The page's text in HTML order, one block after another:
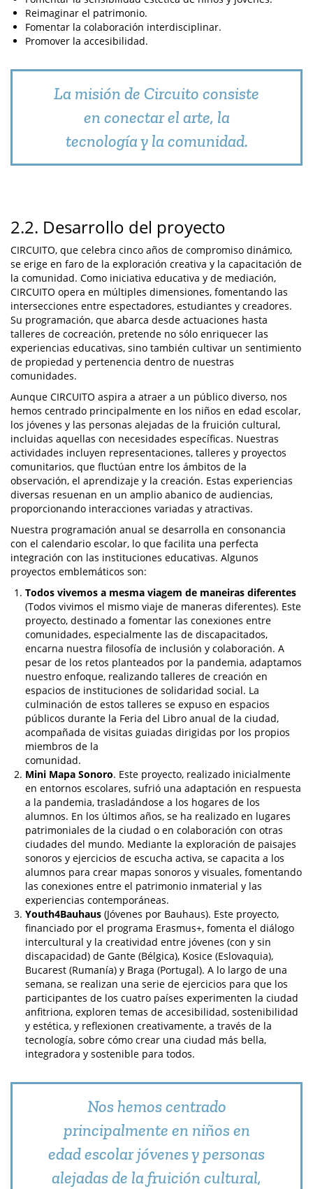
Reimaginar el patrimonio.
Fomentar la colaboración interdisciplinar.
Promover la accesibilidad.
La misión de Circuito consiste
en conectar el arte, la
tecnología y la comunidad.
2.2. Desarrollo del proyecto
CIRCUITO, que celebra cinco años de compromiso dinámico,
se erige en faro de la exploración creativa y la capacitación de
la comunidad. Como iniciativa educativa y de mediación,
CIRCUITO opera en múltiples dimensiones, fomentando las
intersecciones entre espectadores, estudiantes y creadores.
Su programación, que abarca desde actuaciones hasta
talleres de cocreación, pretende no sólo enriquecer las
experiencias educativas, sino también cultivar un sentimiento
de propiedad y pertenencia dentro de nuestras
comunidades.
Aunque CIRCUITO aspira a atraer a un público diverso, nos
hemos centrado principalmente en los niños en edad escolar,
los jóvenes y las personas alejadas de la fruición cultural,
incluidas aquellas con necesidades específicas. Nuestras
actividades incluyen representaciones, talleres y proyectos
comunitarios, que fluctúan entre los ámbitos de la
observación, el aprendizaje y la creación. Estas experiencias
diversas resuenan en un amplio abanico de audiencias,
proporcionando interacciones variadas y atractivas.
Nuestra programación anual se desarrolla en consonancia
con el calendario escolar, lo que facilita una perfecta
integración con las instituciones educativas. Algunos
proyectos emblemáticos son:
Todos vivemos a mesma viagem de maneiras diferentes
(Todos vivimos el mismo viaje de maneras diferentes). Este
proyecto, destinado a fomentar las conexiones entre
comunidades, especialmente las de discapacitados,
encarna nuestra filosofía de inclusión y colaboración. A
pesar de los retos planteados por la pandemia, adaptamos
nuestro enfoque, realizando talleres de creación en
espacios de instituciones de solidaridad social. La
culminación de estos talleres se expuso en espacios
públicos durante la Feria del Libro anual de la ciudad,
acompañada de visitas guiadas dirigidas por los propios
miembros de la
comunidad.
Mini Mapa Sonoro. Este proyecto, realizado inicialmente
en entornos escolares, sufrió una adaptación en respuesta
a la pandemia, trasladándose a los hogares de los
alumnos. En los últimos años, se ha realizado en lugares
patrimoniales de la ciudad o en colaboración con otras
ciudades del mundo. Mediante la exploración de paisajes
sonoros y ejercicios de escucha activa, se capacita a los
alumnos para crear mapas sonoros y visuales, fomentando
las conexiones entre el patrimonio inmaterial y las
experiencias contemporáneas.
Youth4Bauhaus (Jóvenes por Bauhaus). Este proyecto,
financiado por el programa Erasmus+, fomenta el diálogo
intercultural y la creatividad entre jóvenes (con y sin
discapacidad) de Gante (Bélgica), Kosice (Eslovaquia),
Bucarest (Rumanía) y Braga (Portugal). A lo largo de una
semana, se realizan una serie de ejercicios para que los
participantes de los cuatro países experimenten la ciudad
anfitriona, exploren temas de accesibilidad, sostenibilidad
y estética, y reflexionen creativamente, a través de la
tecnología, sobre cómo crear una ciudad más bella,
integradora y sostenible para todos.
Nos hemos centrado
principalmente en niños en
edad escolar jóvenes y personas
alejadas de la fruición cultural,